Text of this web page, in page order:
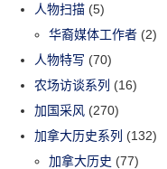
人物扫描 (5)
华裔媒体工作者 (2)
人物特写 (70)
农场访谈系列 (16)
加国采风 (270)
加拿大历史系列 (132)
加拿大历史 (77)